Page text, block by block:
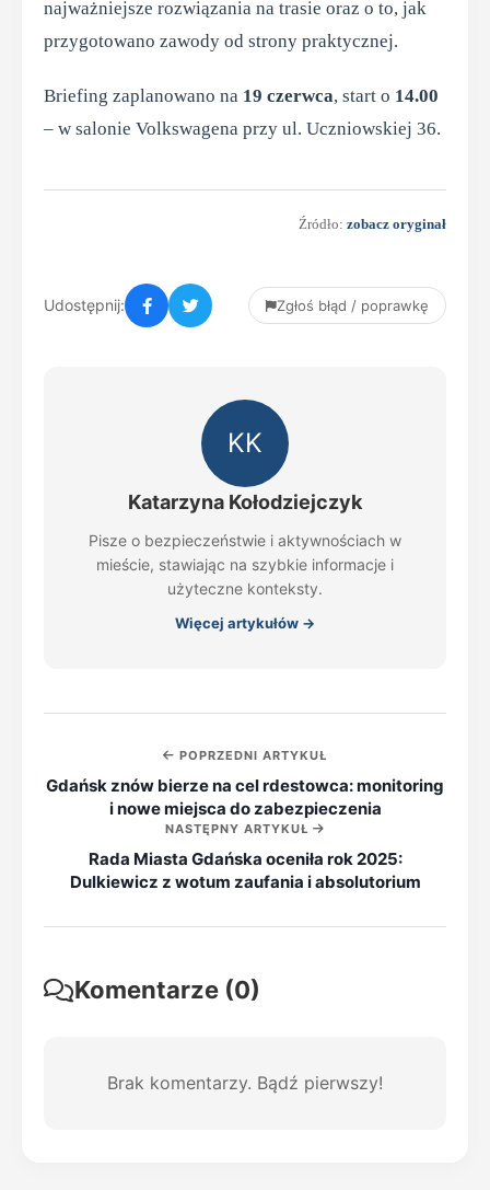
najważniejsze rozwiązania na trasie oraz o to, jak
przygotowano zawody od strony praktycznej.
Briefing zaplanowano na 19 czerwca, start o 14.00
– w salonie Volkswagena przy ul. Uczniowskiej 36.
Źródło: zobacz oryginał
Udostępnij: Zgłoś błąd / poprawkę
KK
Katarzyna Kołodziejczyk
Pisze o bezpieczeństwie i aktywnościach w
mieście, stawiając na szybkie informacje i
użyteczne konteksty.
Więcej artykułów →
POPRZEDNI ARTYKUŁ
Gdańsk znów bierze na cel rdestowca: monitoring
i nowe miejsca do zabezpieczenia
NASTĘPNY ARTYKUŁ
Rada Miasta Gdańska oceniła rok 2025:
Dulkiewicz z wotum zaufania i absolutorium
Komentarze (0)
Brak komentarzy. Bądź pierwszy!